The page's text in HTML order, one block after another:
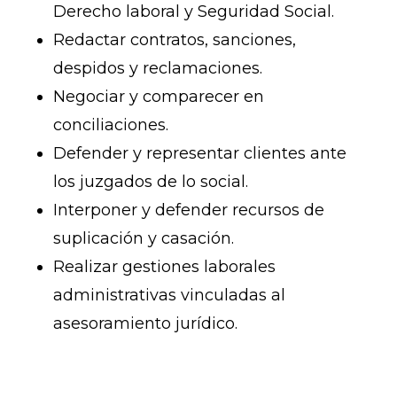
Derecho laboral y Seguridad Social.
Redactar contratos, sanciones,
despidos y reclamaciones.
Negociar y comparecer en
conciliaciones.
Defender y representar clientes ante
los juzgados de lo social.
Interponer y defender recursos de
suplicación y casación.
Realizar gestiones laborales
administrativas vinculadas al
asesoramiento jurídico.